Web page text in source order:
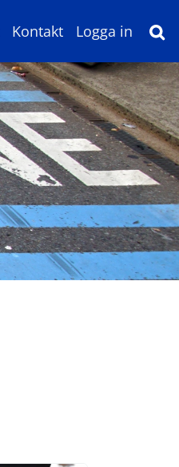
Kontakt Logga in